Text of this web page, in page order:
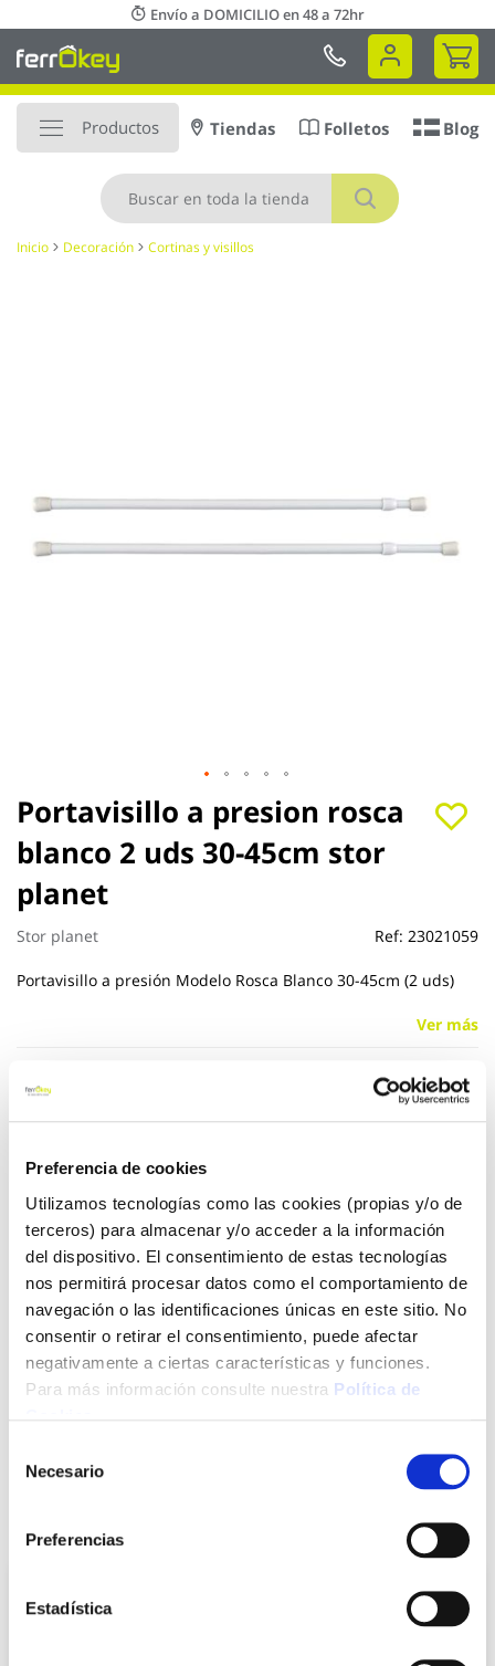
Preferencia de cookies
Utilizamos tecnologías como las cookies (propias y/o de
terceros) para almacenar y/o acceder a la información
del dispositivo. El consentimiento de estas tecnologías
nos permitirá procesar datos como el comportamiento de
navegación o las identificaciones únicas en este sitio. No
consentir o retirar el consentimiento, puede afectar
negativamente a ciertas características y funciones.
Para más información consulte nuestra Política de
Necesario
Preferencias
Estadística
al
contenido
Envío a DOMICILIO en 48 a 72hr
Mi
Productos
Buscar
Tiendas Folletos Blog
Inicio Decoración Cortinas y visillos
Portavisillo a presion rosca
blanco 2 uds 30-45cm stor
planet
Stor planet Ref: 23021059
Portavisillo a presión Modelo Rosca Blanco 30-45cm (2 uds)
Ver más
4,60 €
Click&Collect - Recogida gratis
en nuestras tiendas
Envío a domicilio:
5 días hábiles
+ INFO
Saltar
al
comienzo
de
la
galería
de